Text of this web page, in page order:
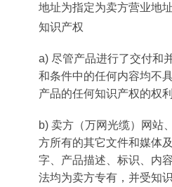
地址为指定为卖方营业地
知识产权
a) 尽管产品进行了交付和
和条件中的任何内容均不
产品的任何知识产权的权利
b) 卖方（万网光缆）网站
方所有的其它文件和媒体
字、产品描述、标识、内
法均为卖方专有，并受知